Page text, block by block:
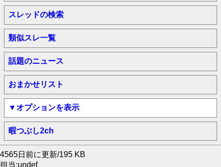
スレッドの検索
類似スレ一覧
話題のニュース
おまかせリスト
▼オプションを表示
暇つぶし2ch
4565日前に更新/195 KB
担当:undef